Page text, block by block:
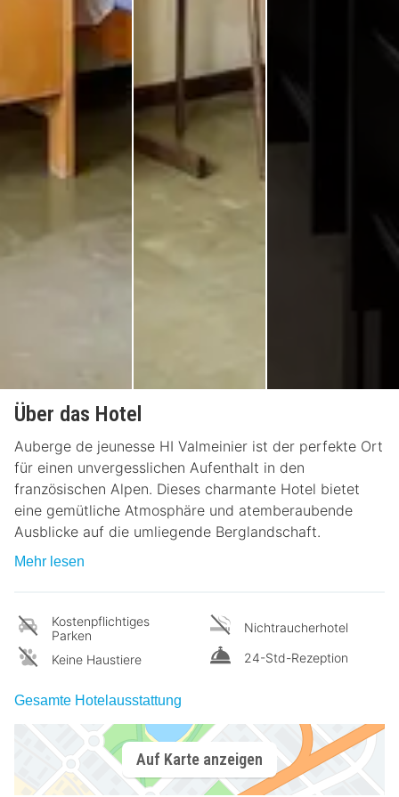
Über das Hotel
Auberge de jeunesse HI Valmeinier ist der perfekte Ort
für einen unvergesslichen Aufenthalt in den
französischen Alpen. Dieses charmante Hotel bietet
eine gemütliche Atmosphäre und atemberaubende
Ausblicke auf die umliegende Berglandschaft.
Mehr lesen
Kostenpflichtiges
Parken
Keine Haustiere
Nichtraucherhotel
24-Std-Rezeption
Gesamte Hotelausstattung
Auf Karte anzeigen